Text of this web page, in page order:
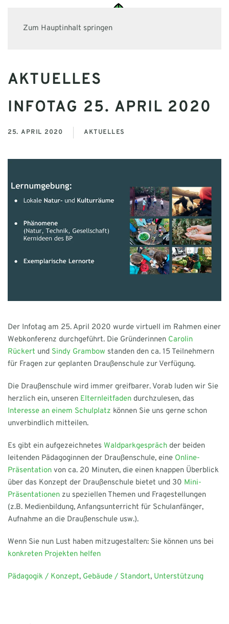
Zum Hauptinhalt springen
AKTUELLES
INFOTAG 25. APRIL 2020
25. APRIL 2020 AKTUELLES
Der Infotag am 25. April 2020 wurde virtuell im Rahmen einer
Webkonferenz durchgeführt. Die Gründerinnen Carolin
Rückert und Sindy Grambow standen den ca. 15 Teilnehmern
für Fragen zur geplanten Draußenschule zur Verfügung.
Die Draußenschule wird immer greifbarer. Vorab luden wir Sie
herzlich ein, unseren Elternleitfaden durchzulesen, das
Interesse an einem Schulplatz können Sie uns gerne schon
unverbindlich mitteilen.
Es gibt ein aufgezeichnetes Waldparkgespräch der beiden
leitenden Pädagoginnen der Draußenschule, eine Online-
Präsentation von ca. 20 Minuten, die einen knappen Überblick
über das Konzept der Draußenschule bietet und 30 Mini-
Präsentationen zu speziellen Themen und Fragestellungen
(z.B. Medienbildung, Anfangsunterricht für Schulanfänger,
Aufnahme an die Draußenschule usw.).
Wenn Sie nun Lust haben mitzugestalten: Sie können uns bei
konkreten Projekten helfen
Pädagogik / Konzept, Gebäude / Standort, Unterstützung